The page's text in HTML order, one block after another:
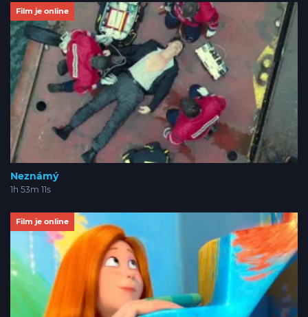
Film je online
Neznámý
1h 53m 11s
Film je online